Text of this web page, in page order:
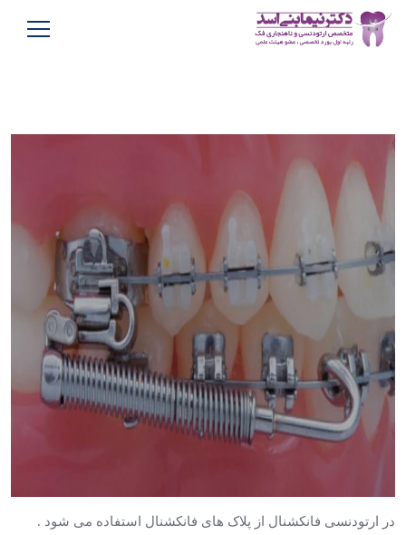
در ارتودنسی فانکشنال از پلاک های فانکشنال استفاده می شود .